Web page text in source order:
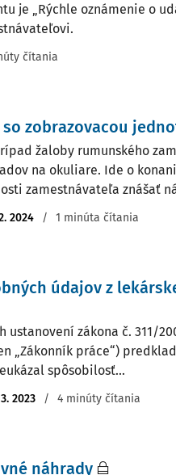
je „Rýchle oznámenie o
čítania
zobrazovacou
žaloby rumunského
na okuliare. Ide o
zamestnávateľa znášať
2024 / 1 minúta čítania
údajov z
zákona č. 311/
„Zákonník práce“)
spôsobilosť...
2023 / 4 minúty čítania
náhrady